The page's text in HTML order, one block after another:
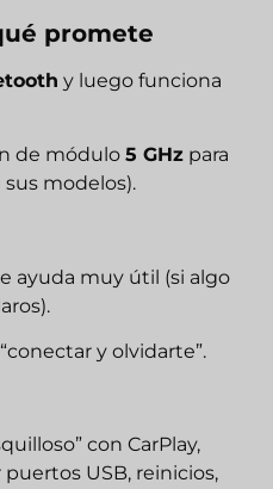
promete
y luego funciona
de módulo 5 GHz para
modelos).
ayuda muy útil (si algo
y olvidarte”.
con CarPlay,
USB, reinicios,